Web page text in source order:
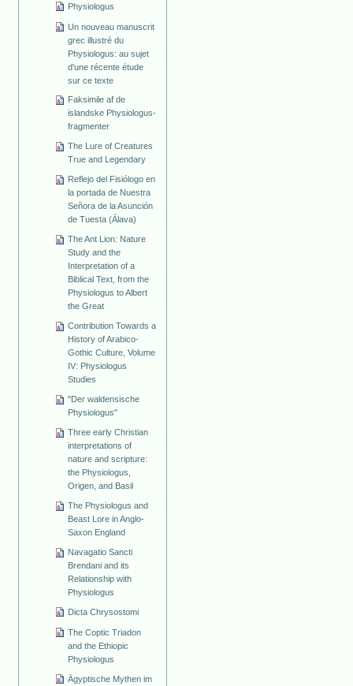
Physiologus
Un nouveau manuscrit
grec illustré du
Physiologus: au sujet
d'une récente étude
sur ce texte
Faksimile af de
islandske Physiologus-
fragmenter
The Lure of Creatures
True and Legendary
Reflejo del Fisiólogo en
la portada de Nuestra
Señora de la Asunción
de Tuesta (Álava)
The Ant Lion: Nature
Study and the
Interpretation of a
Biblical Text, from the
Physiologus to Albert
the Great
Contribution Towards a
History of Arabico-
Gothic Culture, Volume
IV: Physiologus
Studies
"Der waldensische
Physiologus"
Three early Christian
interpretations of
nature and scripture:
the Physiologus,
Origen, and Basil
The Physiologus and
Beast Lore in Anglo-
Saxon England
Navagatio Sancti
Brendani and its
Relationship with
Physiologus
Dicta Chrysostomi
The Coptic Triadon
and the Ethiopic
Physiologus
Ägyptische Mythen im